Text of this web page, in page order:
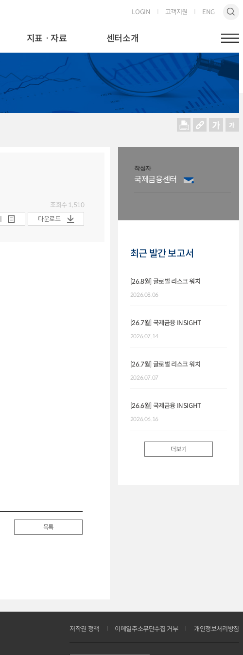
LOGIN 고객지원 ENG
지표ㆍ자료 센터소개
조회수 1,510
다운로드
목록
작성자
국제금융센터
최근 발간 보고서
[26.8월] 글로벌 리스크 워치
2026.08.06
[26.7월] 국제금융 INSIGHT
2026.07.14
[26.7월] 글로벌 리스크 워치
2026.07.07
[26.6월] 국제금융 INSIGHT
2026.06.16
더보기
저작권 정책 이메일주소무단수집 거부 개인정보처리방침